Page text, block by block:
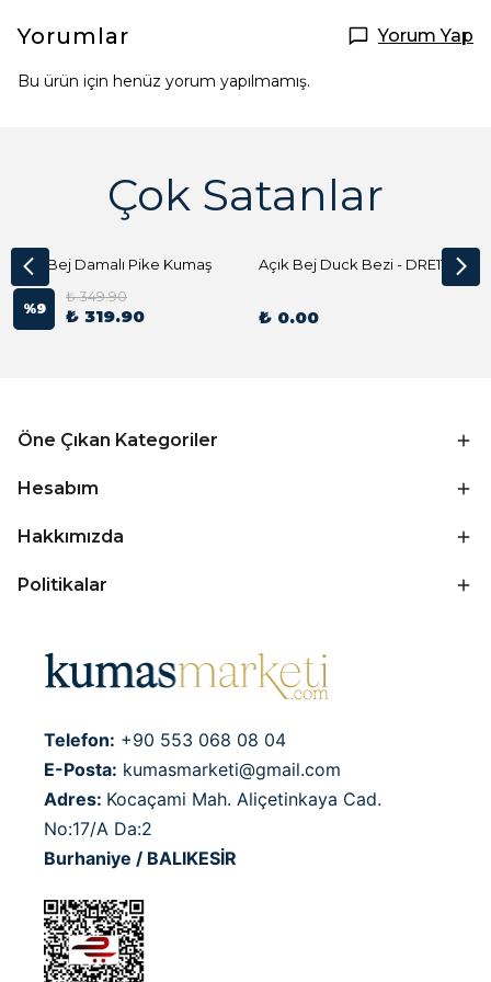
Yorumlar Yorum Yap
Bu ürün için henüz yorum yapılmamış.
Çok Satanlar
Açık Bej Damalı Pike Kumaş
%9
₺ 349.90
₺ 319.90
Açık Bej Duck Bezi - DRE1144 Kumaş Peçete
₺ 0.00
Öne Çıkan Kategoriler
Hesabım
Hakkımızda
Politikalar
Telefon: +90 553 068 08 04
E-Posta: kumasmarketi@gmail.com
Adres: Kocaçami Mah. Aliçetinkaya Cad.
No:17/A Da:2
Burhaniye / BALIKESİR